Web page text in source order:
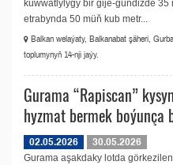
kuwwatlylygy bir gije-gündizde 35
etrabynda 50 müň kub metr...
Balkan welaýaty, Balkanabat şäheri,
toplumynyň 14-nji jaýy.
Gurama “Rapiscan”
hyzmat bermek boýunça
02.05.2026
30.05.2026
Gurama aşakdaky lotda